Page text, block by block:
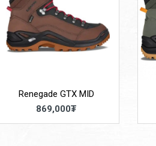
Renegade GTX MID
869,000₮